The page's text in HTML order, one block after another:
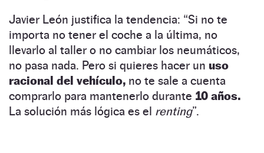
Javier León justifica la tendencia: “Si no te
importa no tener el coche a la última, no
llevarlo al taller o no cambiar los neumáticos,
no pasa nada. Pero si quieres hacer un uso
racional del vehículo, no te sale a cuenta
comprarlo para mantenerlo durante 10 años.
La solución más lógica es el renting”.